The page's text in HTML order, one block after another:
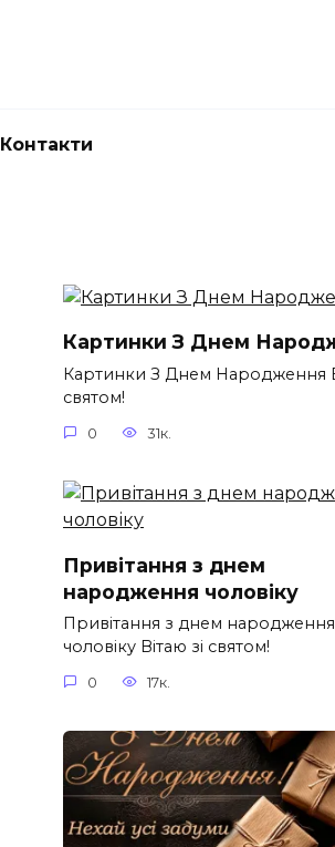
Контакти
Картинки З Днем
Картинки З Днем Народження
святом!
0 31к.
Привітання з днем
народження чоловіку
Привітання з днем народження
чоловіку Вітаю зі святом!
0 17к.